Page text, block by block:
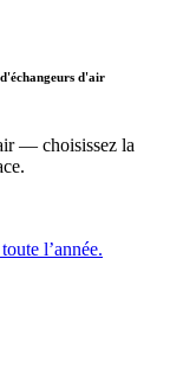
d'air
— choisissez la
l’année.